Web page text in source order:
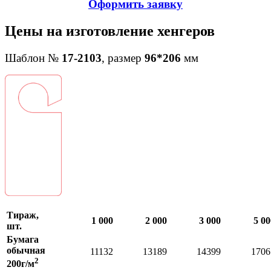
Оформить заявку
Цены на изготовление хенгеров
Шаблон № 17-2103, размер 96*206 мм
Тираж,
шт.
1 000 2 000 3 000
5
Бумага
обычная
200г/м2
11132 13189 14399